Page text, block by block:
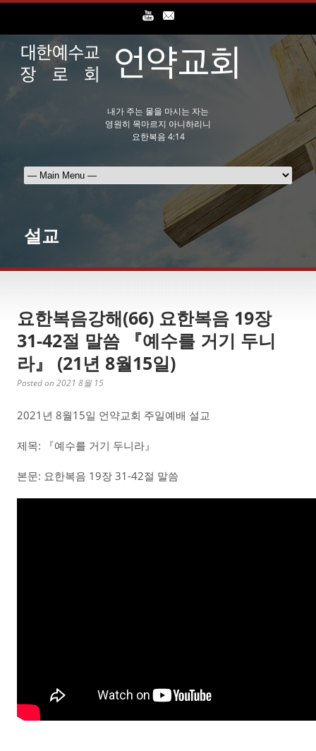
내가 주는 물을 마시는 자는
영원히 목마르지 아니하리니
요한복음 4:14
설교
요한복음강해(66) 요한복음 19장
31-42절 말씀 『예수를 거기 두니
라』 (21년 8월15일)
Posted on 2021 8월 15
2021년 8월15일 언약교회 주일예배 설교
제목: 『예수를 거기 두니라』
본문: 요한복음 19장 31-42절 말씀